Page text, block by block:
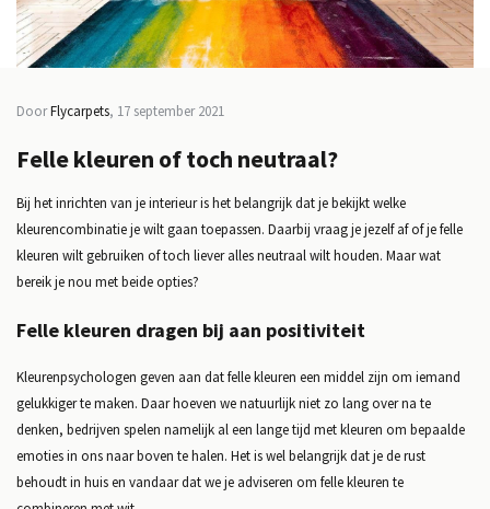
DoorFlycarpets, 17 september 2021
Felle kleuren of toch neutraal?
Bij het inrichten van je interieur is het belangrijk dat je bekijkt welke
kleurencombinatie je wilt gaan toepassen. Daarbij vraag je jezelf af of je felle
kleuren wilt gebruiken of toch liever alles neutraal wilt houden. Maar wat
bereik je nou met beide opties?
Felle kleuren dragen bij aan positiviteit
Kleurenpsychologen geven aan dat felle kleuren een middel zijn om iemand
gelukkiger te maken. Daar hoeven we natuurlijk niet zo lang over na te
denken, bedrijven spelen namelijk al een lange tijd met kleuren om bepaalde
emoties in ons naar boven te halen. Het is wel belangrijk dat je de rust
behoudt in huis en vandaar dat we je adviseren om felle kleuren te